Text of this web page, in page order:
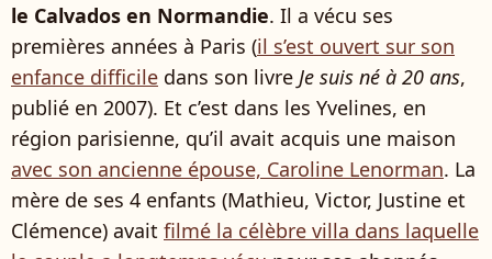
le Calvados en Normandie. Il a vécu ses
premières années à Paris (il s’est ouvert sur son
enfance difficile dans son livre Je suis né à 20 ans,
publié en 2007). Et c’est dans les Yvelines, en
région parisienne, qu’il avait acquis une maison
avec son ancienne épouse, Caroline Lenorman. La
mère de ses 4 enfants (Mathieu, Victor, Justine et
Clémence) avait filmé la célèbre villa dans laquelle